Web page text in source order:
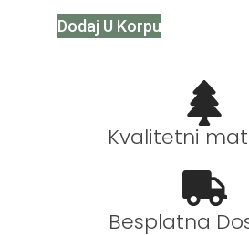
Dodaj U Korpu
Kvalitetni
Besplatna